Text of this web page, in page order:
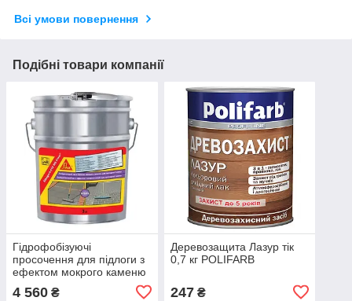
Всі умови повернення
Подібні товари компанії
Гідрофобізуючі
просочення для підлоги з
ефектом мокрого каменю
Sikagard-610 WS Floor 3 л.
4 560 ₴
Деревозащита Лазур тік
0,7 кг POLIFARB
247₴